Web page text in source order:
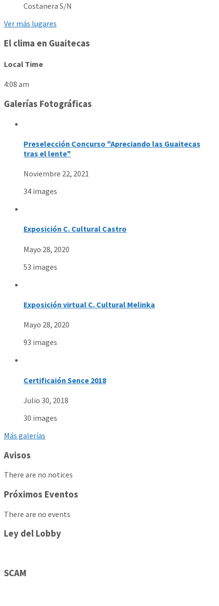
Costanera S/N
Ver más lugares
El clima en Guaitecas
Local Time
4:08 am
Galerías Fotográficas
Preselección Concurso "Apreciando las Guaitecas
tras el lente"
Noviembre 22, 2021
34 images
Exposición C. Cultural Castro
Mayo 28, 2020
53 images
Exposición virtual C. Cultural Melinka
Mayo 28, 2020
93 images
Certificaión Sence 2018
Julio 30, 2018
30 images
Más galerías
Avisos
There are no notices
Próximos Eventos
There are no events
Ley del Lobby
SCAM